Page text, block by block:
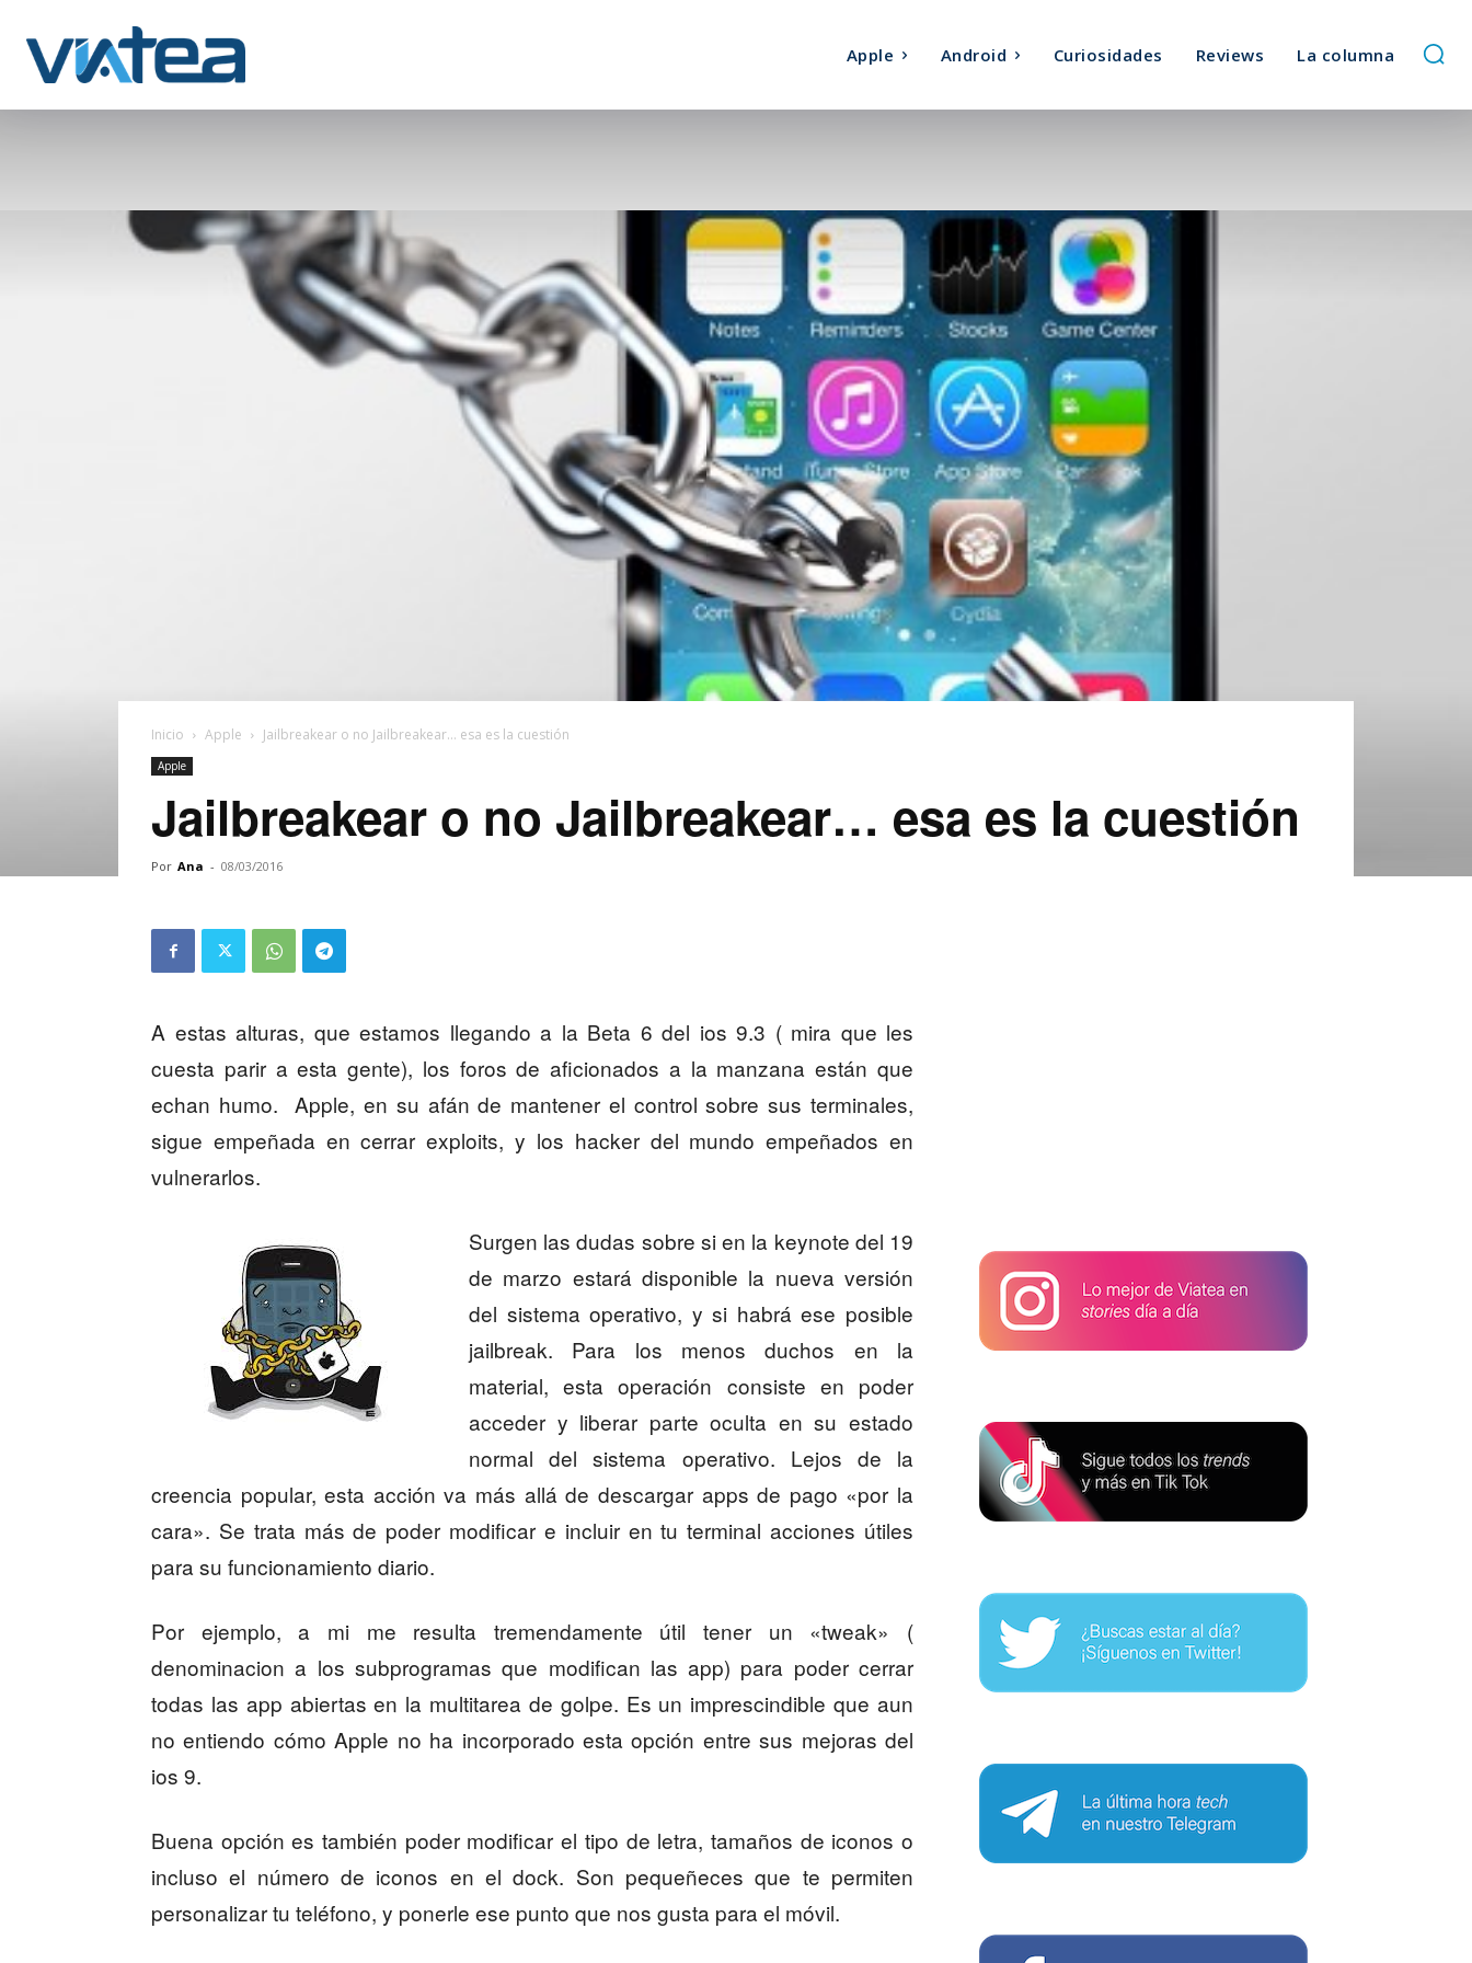
Apple Android Curiosidades Reviews La columna
Inicio Apple Jailbreakear o no Jailbreakear… esa es la cuestión
Apple
Jailbreakear o no Jailbreakear… esa es la cuestión
Por Ana - 08/03/2016
A estas alturas, que estamos llegando a la Beta 6 del ios 9.3 ( mira que les
cuesta parir a esta gente), los foros de aficionados a la manzana están que
echan humo. Apple, en su afán de mantener el control sobre sus terminales,
sigue empeñada en cerrar exploits, y los hacker del mundo empeñados en
vulnerarlos.
Surgen las dudas sobre si en la keynote del 19
de marzo estará disponible la nueva versión
del sistema operativo, y si habrá ese posible
jailbreak. Para los menos duchos en la
material, esta operación consiste en poder
acceder y liberar parte oculta en su estado
normal del sistema operativo. Lejos de la
creencia popular, esta acción va más allá de descargar apps de pago «por la
cara». Se trata más de poder modificar e incluir en tu terminal acciones útiles
para su funcionamiento diario.
Por ejemplo, a mi me resulta tremendamente útil tener un «tweak» (
denominacion a los subprogramas que modifican las app) para poder cerrar
todas las app abiertas en la multitarea de golpe. Es un imprescindible que aun
no entiendo cómo Apple no ha incorporado esta opción entre sus mejoras del
ios 9.
Buena opción es también poder modificar el tipo de letra, tamaños de iconos o
incluso el número de iconos en el dock. Son pequeñeces que te permiten
personalizar tu teléfono, y ponerle ese punto que nos gusta para el móvil.